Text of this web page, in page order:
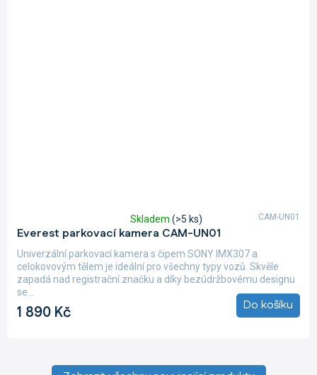
Everest parkovací kamera CAM-UN01
hodnocení
produktu
je
5,0
z
hvězdiček.
Skladem (>5 ks)
1 890 Kč Do košíku
Univerzální parkovací kamera s čipem SONY IMX307 a
celokovovým tělem je ideální pro všechny typy vozů. Skvěle
zapadá nad registrační značku a díky bezúdržbovému designu
se...
CAM-UN01